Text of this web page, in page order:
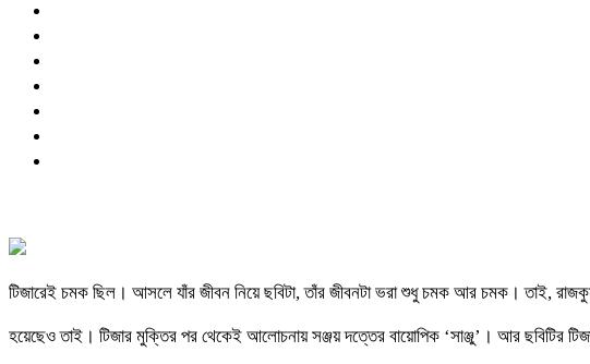
টিজারেই চমক ছিল। আসলে যাঁর জীবন নিয়ে ছবিটা, তাঁর জীবনটা ভরা শুধু চমক আর চমক। তাই,
হয়েছেও তাই। টিজার মুক্তির পর থেকেই আলোচনায় সঞ্জয় দত্তের বায়োপিক ‘সাঞ্জু’। আর ছবিটির